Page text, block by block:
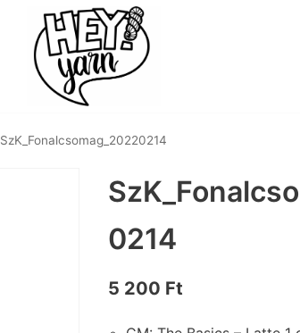
SzK_Fonalcsomag_20220214
0214
5 200 Ft